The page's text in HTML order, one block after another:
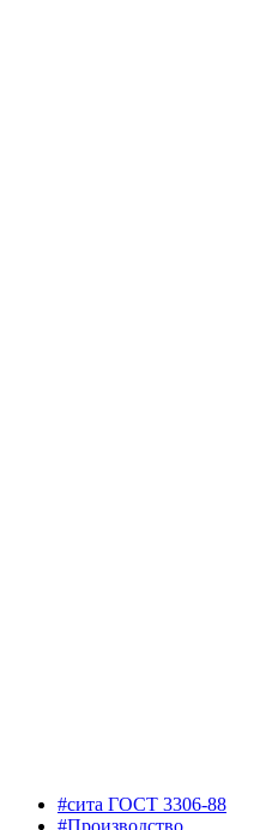
#сита ГОСТ 3306-88
#Производство